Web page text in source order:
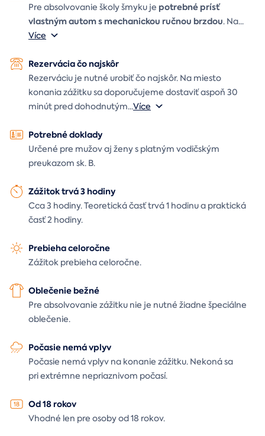
Pre absolvovanie školy šmyku je potrebné prísť
vlastným autom s mechanickou ručnou brzdou. Na...
Více
Rezervácia čo najskôr
Rezerváciu je nutné urobiť čo najskôr. Na miesto
konania zážitku sa doporučujeme dostaviť aspoň 30
minút pred dohodnutým...Více
Potrebné doklady
Určené pre mužov aj ženy s platným vodičským
preukazom sk. B.
Zážitok trvá 3 hodiny
Cca 3 hodiny. Teoretická časť trvá 1 hodinu a praktická
časť 2 hodiny.
Prebieha celoročne
Zážitok prebieha celoročne.
Oblečenie bežné
Pre absolvovanie zážitku nie je nutné žiadne špeciálne
oblečenie.
Počasie nemá vplyv
Počasie nemá vplyv na konanie zážitku. Nekoná sa
pri extrémne nepriaznivom počasí.
Od 18 rokov
Vhodné len pre osoby od 18 rokov.